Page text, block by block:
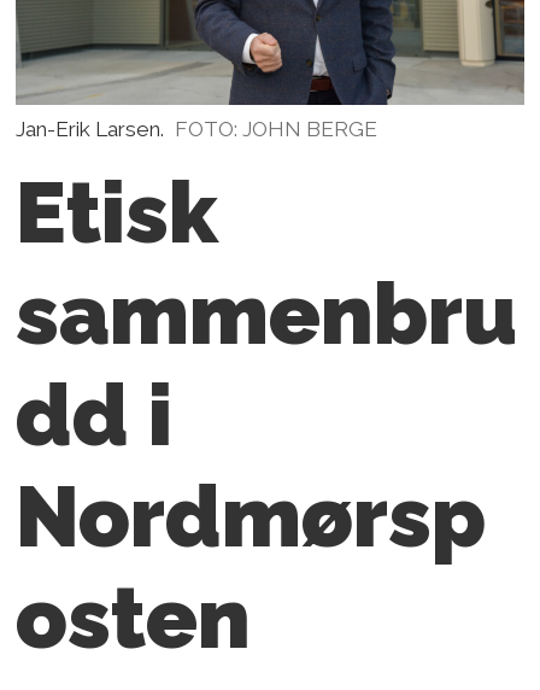
Jan-Erik Larsen. FOTO: JOHN BERGE
Etisk
sammenbru
dd i
Nordmørsp
osten